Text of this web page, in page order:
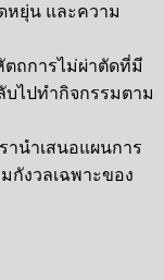
หยุ่น และความ
ตถการไม่ผ่าตัดที่มี
ไปทำกิจกรรมตาม
รานำเสนอแผนการ
กังวลเฉพาะของ